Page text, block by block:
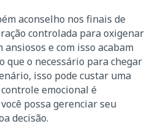
aconselho nos finais de
controlada para oxigenar
e com isso acabam
que o necessário para chegar
isso pode custar uma
emocional é
possa gerenciar seu
decisão.